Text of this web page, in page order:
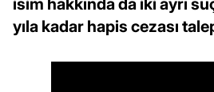
isim hakkında da iki ayrı
yıla kadar hapis cezası